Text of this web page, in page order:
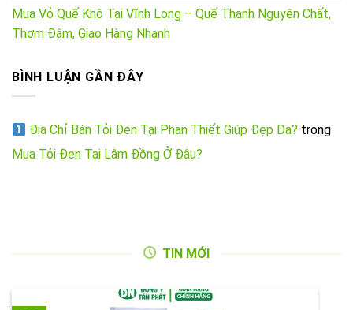
Mua Vỏ Quế Khô Tại Vĩnh Long – Quế Thanh Nguyên Chất,
Thơm Đậm, Giao Hàng Nhanh
BÌNH LUẬN GẦN ĐÂY
Địa Chỉ Bán Tỏi Đen Tại Phan Thiết Giúp Đẹp Da? trong
Mua Tỏi Đen Tại Lâm Đồng Ở Đâu?
TIN MỚI